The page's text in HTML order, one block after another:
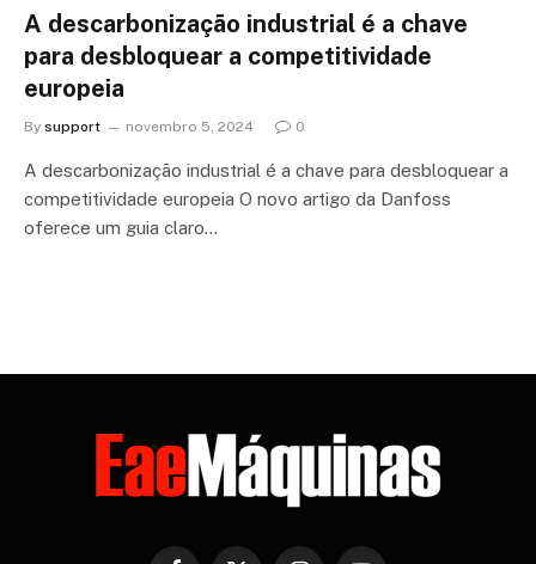
A descarbonização industrial é a chave
para desbloquear a competitividade
europeia
By support novembro 5, 2024 0
A descarbonização industrial é a chave para desbloquear a
competitividade europeia O novo artigo da Danfoss
oferece um guia claro…